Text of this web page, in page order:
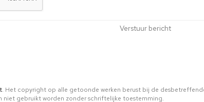
. Het copyright op alle getoonde werken berust bij de
niet gebruikt worden zonder schriftelijke toestemming.